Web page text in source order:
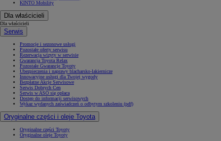
KINTO Mobility
Dla właścicieli
Dla właścicieli
Serwis
Promocje i sezonowe usługi
Pozostałe oferty serwisu
Rezerwacja wizyty w serwisie
Gwarancja Toyota Relax
Pozostałe Gwarancje Toyoty
Ubezpieczenia i naprawy blacharsko-lakiernicze
Innowacyjne usługi dla Twojej wygody
Bezpłatne Akcje Serwisowe
Serwis Dobrych Cen
Serwis w ASO się opłaca
Dostęp do informacji serwisowych
Wykaz wydanych zaświadczeń o odbytym szkoleniu (pdf)
Oryginalne części i oleje Toyota
Oryginalne części Toyoty
Oryginalne oleje Toyoty